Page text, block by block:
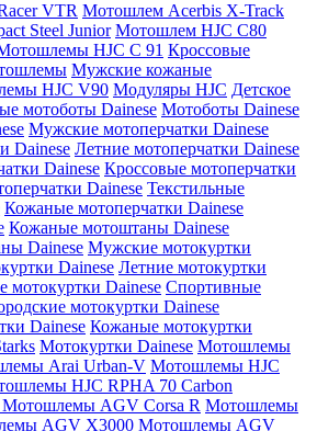
VTR Мотошлем Acerbis X-Track
Steel Junior Мотошлем HJC C80
HJC C 91 Кроссовые
Мужские кожаные
HJC V90 Модуляры HJC Детское
мотоботы Dainese Мотоботы Dainese
Мужские мотоперчатки Dainese
Dainese Летние мотоперчатки Dainese
Dainese Кроссовые мотоперчатки
Dainese Текстильные
Кожаные мотоперчатки Dainese
Кожаные мотоштаны Dainese
Dainese Мужские мотокуртки
Dainese Летние мотокуртки
мотокуртки Dainese Спортивные
мотокуртки Dainese
Dainese Кожаные мотокуртки
Мотокуртки Dainese Мотошлемы
Arai Urban-V Мотошлемы HJC
HJC RPHA 70 Carbon
Мотошлемы AGV Corsa R Мотошлемы
AGV X3000 Мотошлемы AGV